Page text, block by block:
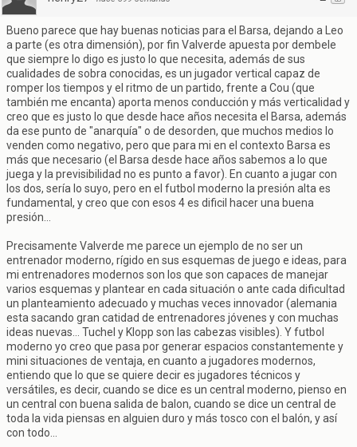
Bueno parece que hay buenas noticias para el Barsa, dejando a Leo
a parte (es otra dimensión), por fin Valverde apuesta por dembele
que siempre lo digo es justo lo que necesita, además de sus
cualidades de sobra conocidas, es un jugador vertical capaz de
romper los tiempos y el ritmo de un partido, frente a Cou (que
también me encanta) aporta menos conducción y más verticalidad y
creo que es justo lo que desde hace años necesita el Barsa, además
da ese punto de "anarquía" o de desorden, que muchos medios lo
venden como negativo, pero que para mi en el contexto Barsa es
más que necesario (el Barsa desde hace años sabemos a lo que
juega y la previsibilidad no es punto a favor). En cuanto a jugar con
los dos, sería lo suyo, pero en el futbol moderno la presión alta es
fundamental, y creo que con esos 4 es dificil hacer una buena
presión...
Precisamente Valverde me parece un ejemplo de no ser un
entrenador moderno, rígido en sus esquemas de juego e ideas, para
mi entrenadores modernos son los que son capaces de manejar
varios esquemas y plantear en cada situación o ante cada dificultad
un planteamiento adecuado y muchas veces innovador (alemania
esta sacando gran catidad de entrenadores jóvenes y con muchas
ideas nuevas... Tuchel y Klopp son las cabezas visibles). Y futbol
moderno yo creo que pasa por generar espacios constantemente y
mini situaciones de ventaja, en cuanto a jugadores modernos,
entiendo que lo que se quiere decir es jugadores técnicos y
versátiles, es decir, cuando se dice es un central moderno, pienso en
un central con buena salida de balon, cuando se dice un central de
toda la vida piensas en alguien duro y más tosco con el balón, y así
con todo...